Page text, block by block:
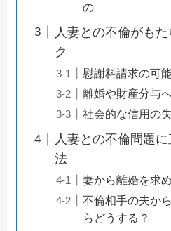
の
人妻との不倫がも
ク
慰謝料請求の可
離婚や財産分与
社会的な信用の
人妻との不倫問題
法
妻から離婚を求
不倫相手の夫か
らどうする？